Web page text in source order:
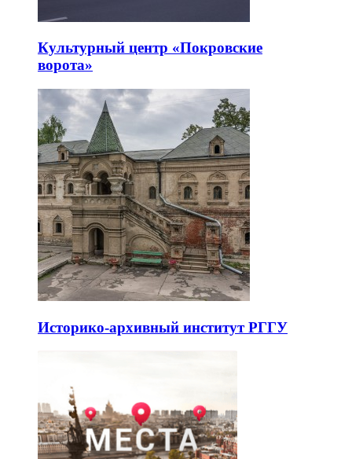
Культурный центр «Покровские
ворота»
Историко-архивный институт РГГУ